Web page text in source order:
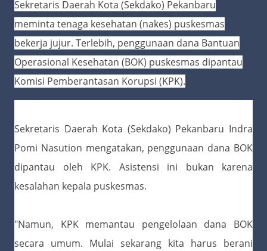
Sekretaris Daerah Kota (Sekdako) Pekanbaru
meminta tenaga kesehatan (nakes) puskesmas
bekerja jujur. Terlebih, penggunaan dana Bantuan
Operasional Kesehatan (BOK) puskesmas dipantau
Komisi Pemberantasan Korupsi (KPK).
Sekretaris Daerah Kota (Sekdako) Pekanbaru Indra
Pomi Nasution mengatakan, penggunaan dana BOK
dipantau oleh KPK. Asistensi ini bukan karena
kesalahan kepala puskesmas.
"Namun, KPK memantau pengelolaan dana BOK
secara umum. Mulai sekarang kita harus berani